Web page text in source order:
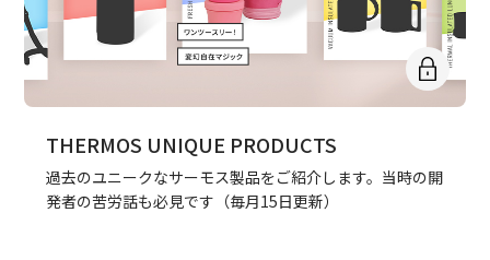
THERMOS UNIQUE PRODUCTS
過去のユニークなサーモス製品をご紹介します。当時の開
発者の苦労話も必見です（毎月15日更新）